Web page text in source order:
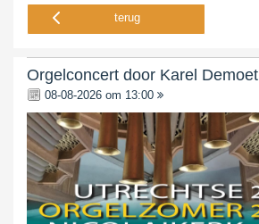
terug
Orgelconcert door Karel Demoet
08-08-2026 om 13:00